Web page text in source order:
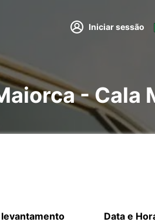
Iniciar sessão
- Cala
levantamento Data e